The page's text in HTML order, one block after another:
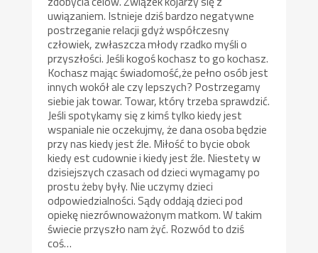
uwiązaniem. Istnieje dziś bardzo negatywne
postrzeganie relacji gdyż współczesny
człowiek, zwłaszcza młody rzadko myśli o
przyszłości. Jeśli kogoś kochasz to go kochasz.
Kochasz mając świadomość,że pełno osób jest
innych wokół ale czy lepszych? Postrzegamy
siebie jak towar. Towar, który trzeba sprawdzić.
Jeśli spotykamy się z kimś tylko kiedy jest
wspaniale nie oczekujmy, że dana osoba będzie
przy nas kiedy jest źle. Miłość to bycie obok
kiedy est cudownie i kiedy jest źle. Niestety w
dzisiejszych czasach od dzieci wymagamy po
prostu żeby były. Nie uczymy dzieci
odpowiedzialności. Sądy oddają dzieci pod
opiekę niezrównoważonym matkom. W takim
świecie przyszło nam żyć. Rozwód to dziś
coś…